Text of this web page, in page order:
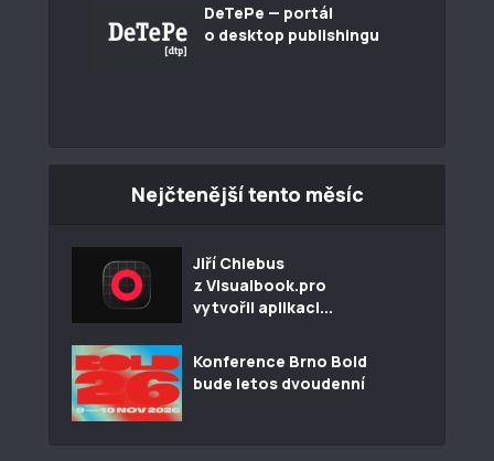
DeTePe — portál
o desktop publishingu
Nejčtenější tento měsíc
Jiří Chlebus
z Visualbook.pro
vytvořil aplikaci...
Konference Brno Bold
bude letos dvoudenní